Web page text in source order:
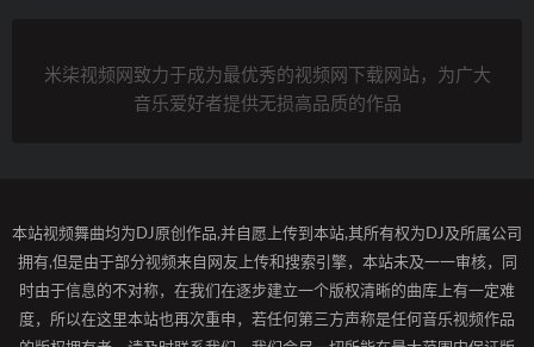
米柒视频网致力于成为最优秀的视频网下载网站，为广大
音乐爱好者提供无损高品质的作品
本站视频舞曲均为DJ原创作品,并自愿上传到本站,其所有权为DJ及所属公司
拥有,但是由于部分视频来自网友上传和搜索引擎，本站未及一一审核，同
时由于信息的不对称，在我们在逐步建立一个版权清晰的曲库上有一定难
度，所以在这里本站也再次重申，若任何第三方声称是任何音乐视频作品